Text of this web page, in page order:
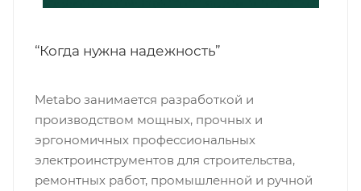
“Когда нужна надежность”
Metabo занимается разработкой и
производством мощных, прочных и
эргономичных профессиональных
электроинструментов для строительства,
ремонтных работ, промышленной и ручной